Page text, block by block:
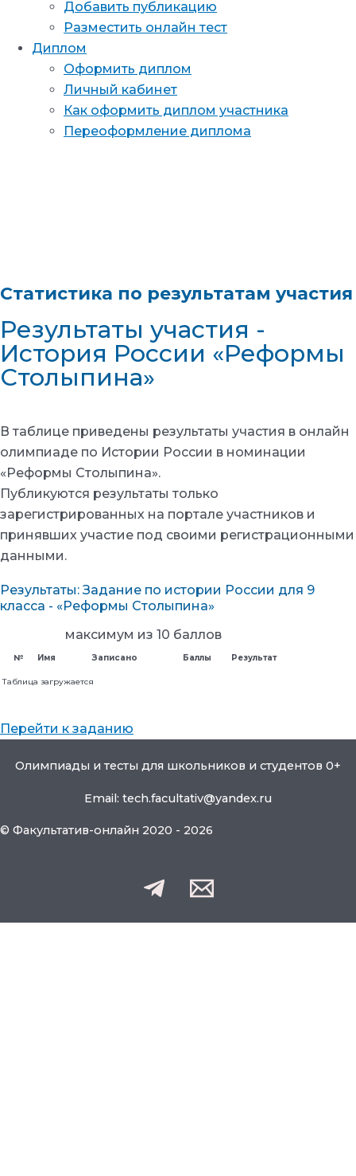
Добавить публикацию
Разместить онлайн тест
Диплом
Оформить диплом
Личный кабинет
Как оформить диплом участника
Переоформление диплома
Статистика по результатам участия
Результаты участия -
История России «Реформы
Столыпина»
В таблице приведены результаты участия в онлайн
олимпиаде по Истории России в номинации
«Реформы Столыпина».
Публикуются результаты только
зарегистрированных на портале участников и
принявших участие под своими регистрационными
данными.
Результаты: Задание по истории России для 9
класса - «Реформы Столыпина»
максимум из 10 баллов
№ Имя Записано Баллы Результат
Таблица загружается
Перейти к заданию
Олимпиады и тесты для школьников и студентов 0+
Email: tech.facultativ@yandex.ru
© Факультатив-онлайн 2020 - 2026